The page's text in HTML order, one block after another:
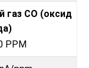
газ CO (оксид
PPM